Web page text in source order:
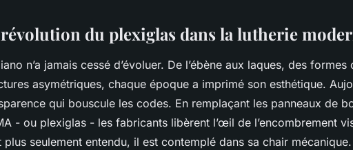
du plexiglas dans la lutherie
n’a jamais cessé d’évoluer. De l’ébène aux laques, des formes
asymétriques, chaque époque a imprimé son esthétique.
qui bouscule les codes. En remplaçant les panneaux de
- ou plexiglas - les fabricants libèrent l’œil de l’encombrement
plus seulement entendu, il est contemplé dans sa chair